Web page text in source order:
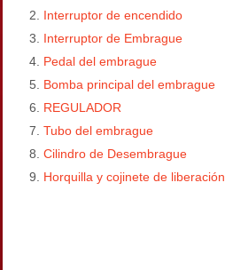
Interruptor de encendido
Interruptor de Embrague
Pedal del embrague
Bomba principal del embrague
REGULADOR
Tubo del embrague
Cilindro de Desembrague
Horquilla y cojinete de